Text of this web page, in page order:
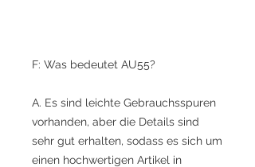
F: Was bedeutet AU55?
A. Es sind leichte Gebrauchsspuren
vorhanden, aber die Details sind
sehr gut erhalten, sodass es sich um
einen hochwertigen Artikel in